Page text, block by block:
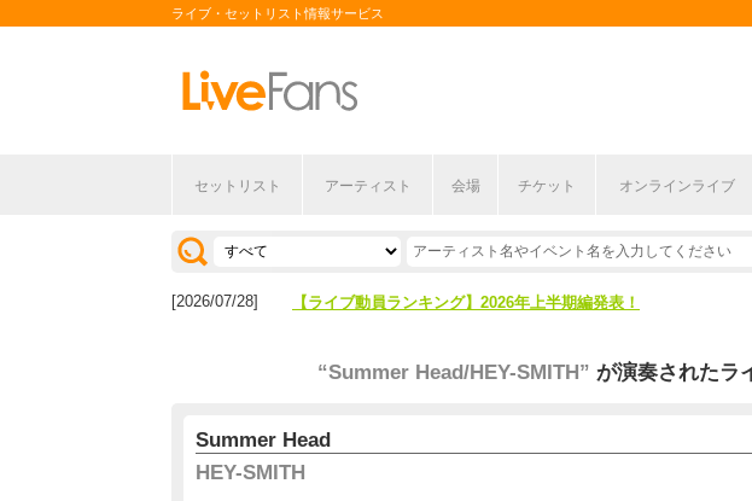
ライブ・セットリスト情報サービス
セットリスト アーティスト 会場 チケット オンラインライブ
[2026/04/27] 【フェス特集2026】フェス情報はここから！
[2026/07/28] 【ライブ動員ランキング】2026年上半期編発表！
“Summer Head/HEY-SMITH” が演奏されたラ
Summer Head
HEY-SMITH